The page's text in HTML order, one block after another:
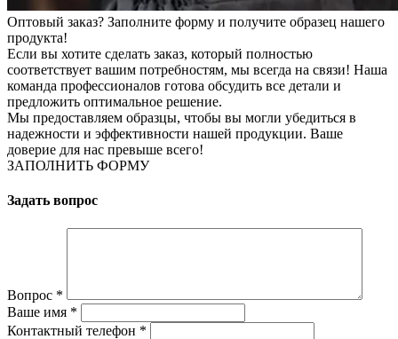
Оптовый заказ? Заполните форму и получите образец нашего
продукта!
Если вы хотите сделать заказ, который полностью
соответствует вашим потребностям, мы всегда на связи! Наша
команда профессионалов готова обсудить все детали и
предложить оптимальное решение.
Мы предоставляем образцы, чтобы вы могли убедиться в
надежности и эффективности нашей продукции. Ваше
доверие для нас превыше всего!
ЗАПОЛНИТЬ ФОРМУ
Задать вопрос
Вопрос *
Ваше имя *
Контактный телефон *